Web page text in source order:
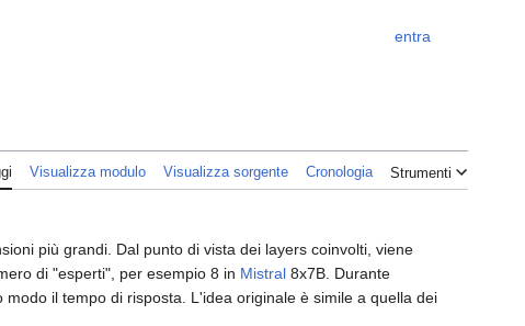
entra
Visualizza modulo Visualizza sorgente Cronologia Strumenti
più grandi. Dal punto di vista dei layers coinvolti, viene
di "esperti", per esempio 8 in Mistral 8x7B. Durante
il tempo di risposta. L'idea originale è simile a quella dei